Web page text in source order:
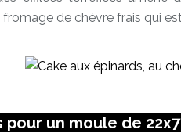
de chèvre frais qui est
un moule de